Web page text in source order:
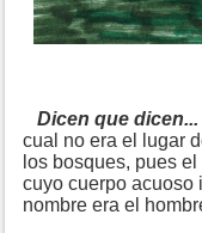
Dicen que dicen...
cual no era el lugar
los bosques, pues
cuyo cuerpo acuoso
nombre era el